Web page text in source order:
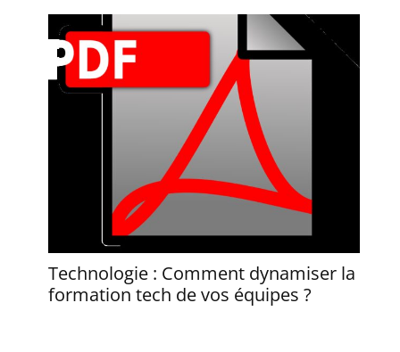
Technologie : Comment dynamiser la
formation tech de vos équipes ?